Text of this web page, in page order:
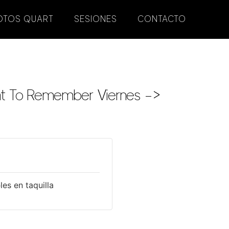
QUART SESIONES CONTACTO
To Remember Viernes –>
en taquilla